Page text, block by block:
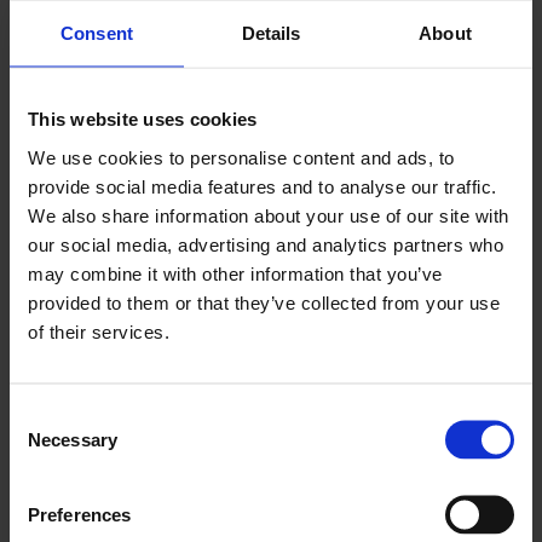
Consent Details About
This website uses cookies
We use cookies to personalise content and ads, to
provide social media features and to analyse our traffic.
We also share information about your use of our site with
our social media, advertising and analytics partners who
may combine it with other information that you’ve
provided to them or that they’ve collected from your use
of their services.
Selection
Necessary
Preferences